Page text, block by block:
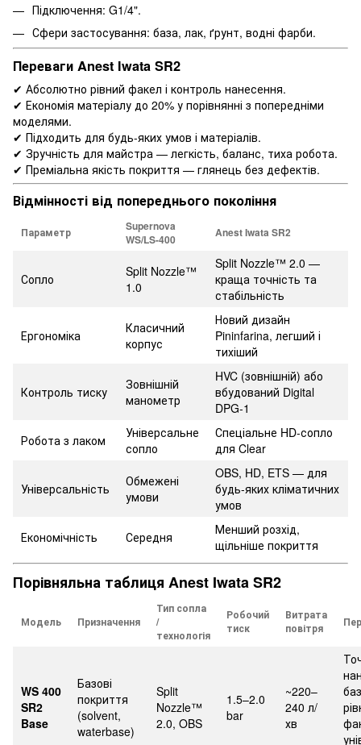
Підключення: G1/4".
Сфери застосування: база, лак, ґрунт, водні фарби.
Переваги Anest Iwata SR2
✔ Абсолютно рівний факел і контроль нанесення.
✔ Економія матеріалу до 20% у порівнянні з попередніми
моделями.
✔ Підходить для будь-яких умов і матеріалів.
✔ Зручність для майстра — легкість, баланс, тиха робота.
✔ Преміальна якість покриття — глянець без дефектів.
Відмінності від попереднього покоління
Параметр
Supernova
WS/LS-400
Anest Iwata SR2
Сопло
Split Nozzle™
1.0
Split Nozzle™ 2.0 —
краща точність та
стабільність
Ергономіка
Класичний
корпус
Новий дизайн
Pininfarina, легший і
тихіший
Контроль тиску
Зовнішній
манометр
HVC (зовнішній) або
вбудований Digital
DPG-1
Робота з лаком
Універсальне
сопло
Спеціальне HD-сопло
для Clear
Універсальність
Обмежені
умови
OBS, HD, ETS — для
будь-яких кліматичних
умов
Економічність
Середня
Менший розхід,
щільніше покриття
Порівняльна таблиця Anest Iwata SR2
Модель Призначення
Тип сопла
/
технологія
Робочий
тиск
Витрата
повітря
WS 400
SR2
Base
Базові
покриття
(solvent,
waterbase)
Split
Nozzle™
2.0, OBS
1.5–2.0
bar
~220–
240 л/
хв